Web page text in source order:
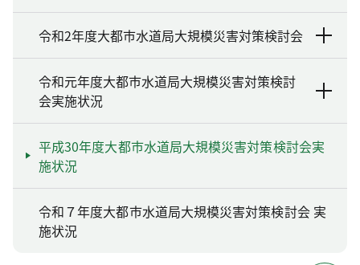
令和2年度大都市水道局大規模災害対策検討会
令和元年度大都市水道局大規模災害対策検討
会実施状況
平成30年度大都市水道局大規模災害対策検討会実
施状況
令和７年度大都市水道局大規模災害対策検討会 実
施状況